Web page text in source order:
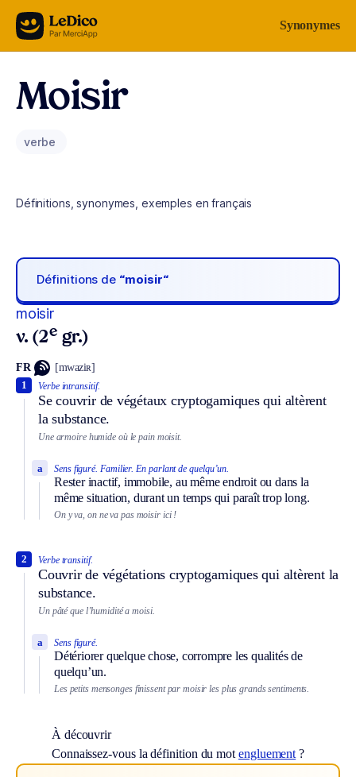
Aller au contenu Synonymes
Moisir
verbe
Définitions, synonymes, exemples en français
Définitions de “moisir“
moisir
v. (2e gr.)
FR [mwaziʀ]
Verbe intransitif.
Se couvrir de végétaux cryptogamiques qui altèrent
la substance.
1
Une armoire humide où le pain moisit.
Sens figuré. Familier. En parlant de quelqu’un.
Rester inactif, immobile, au même endroit ou dans la
même situation, durant un temps qui paraît trop long.
a
On y va, on ne va pas moisir ici !
Verbe transitif.
Couvrir de végétations cryptogamiques qui altèrent la
substance.
2
Un pâté que l’humidité a moisi.
Sens figuré.
Détériorer quelque chose, corrompre les qualités de
quelqu’un.
a
Les petits mensonges finissent par moisir les plus grands sentiments.
À découvrir
Connaissez-vous la définition du mot engluement ?